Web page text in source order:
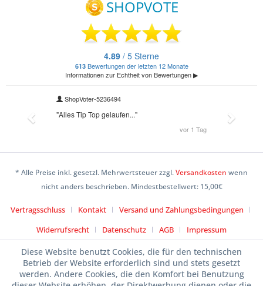
* Alle Preise inkl. gesetzl. Mehrwertsteuer zzgl.Versandkosten wenn
nicht anders beschrieben. Mindestbestellwert: 15,00€
Vertragsschluss Kontakt
Versand und Zahlungsbedingungen
Widerrufsrecht
Datenschutz AGB Impressum
Diese Website benutzt Cookies, die für den technischen
Betrieb der Website erforderlich sind und stets gesetzt
werden. Andere Cookies, die den Komfort bei Benutzung